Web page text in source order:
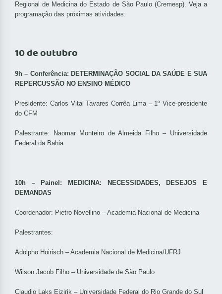
Regional de Medicina do Estado de São Paulo (Cremesp). Veja a
programação das próximas atividades:
10 de outubro
9h – Conferência: DETERMINAÇÃO SOCIAL DA SAÚDE E SUA
REPERCUSSÃO NO ENSINO MÉDICO
Presidente: Carlos Vital Tavares Corrêa Lima – 1º Vice-presidente
do CFM
Palestrante: Naomar Monteiro de Almeida Filho – Universidade
Federal da Bahia
10h – Painel: MEDICINA: NECESSIDADES, DESEJOS E
DEMANDAS
Coordenador: Pietro Novellino – Academia Nacional de Medicina
Palestrantes:
Adolpho Hoirisch – Academia Nacional de Medicina/UFRJ
Wilson Jacob Filho – Universidade de São Paulo
Claudio Laks Eizirik – Universidade Federal do Rio Grande do Sul